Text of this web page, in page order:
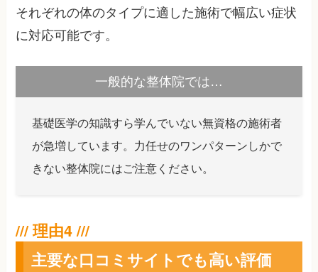
それぞれの体のタイプに適した施術で幅広い症状
に対応可能です。
一般的な整体院では…
基礎医学の知識すら学んでいない無資格の施術者
が急増しています。力任せのワンパターンしかで
きない整体院にはご注意ください。
主要な口コミサイトでも高い評価